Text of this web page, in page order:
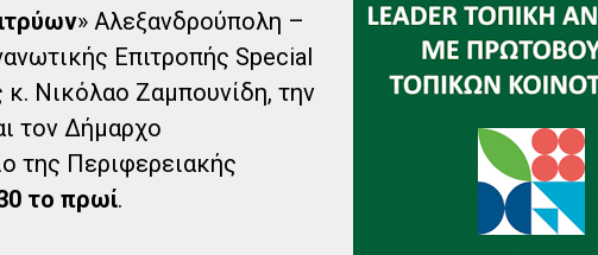
» Αλεξανδρούπολη –
Επιτροπής Special
Νικόλαο Ζαμπουνίδη, την
τον Δήμαρχο
της Περιφερειακής
το πρωί.